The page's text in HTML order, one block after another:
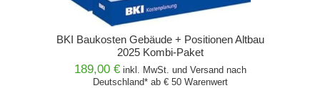
BKI Baukosten Gebäude + Positionen Altbau
2025 Kombi-Paket
189,00 € inkl. MwSt. und Versandnach
Deutschland* ab € 50 Warenwert